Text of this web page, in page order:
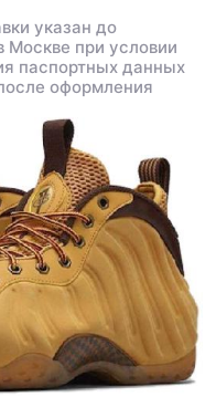
указан до
Москве при условии
паспортных данных
оформления